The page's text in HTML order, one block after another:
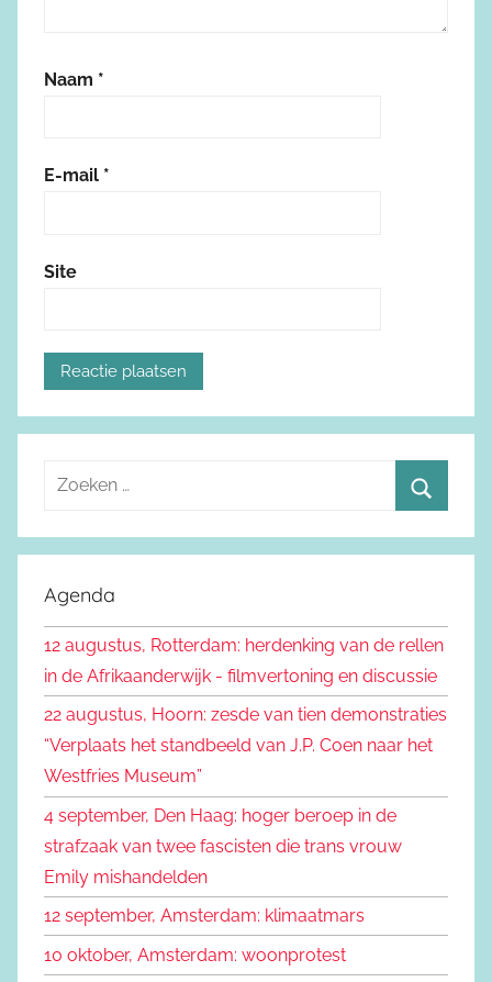
Naam *
E-mail *
Site
e
e
n
a
a
:
o
e
n
Agenda
12 augustus, Rotterdam: herdenking van de rellen
in de Afrikaanderwijk - filmvertoning en discussie
22 augustus, Hoorn: zesde van tien demonstraties
“Verplaats het standbeeld van J.P. Coen naar het
Westfries Museum”
4 september, Den Haag: hoger beroep in de
strafzaak van twee fascisten die trans vrouw
Emily mishandelden
12 september, Amsterdam: klimaatmars
10 oktober, Amsterdam: woonprotest